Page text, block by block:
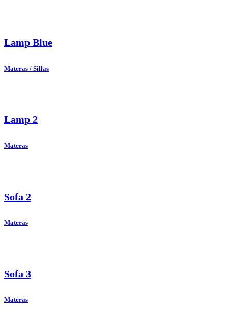
Lamp Blue
Materas / Sillas
Lamp 2
Materas
Sofa 2
Materas
Sofa 3
Materas